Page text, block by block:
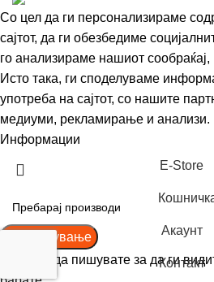
Со цел да ги персонализираме
сајтот, да ги обезбедиме
го анализираме нашиот
Исто така, ги споделуваме
употреба на сајтот, со нашите
медиуми, рекламирање и анализи.
Информации
Пребарување
Почнете да пишувате за да ги
Е-Store
Акаунт
Контакт